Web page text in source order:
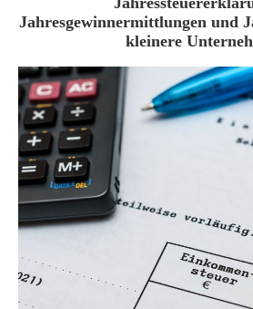
Jahresgewinnermittlungen und
kleinere